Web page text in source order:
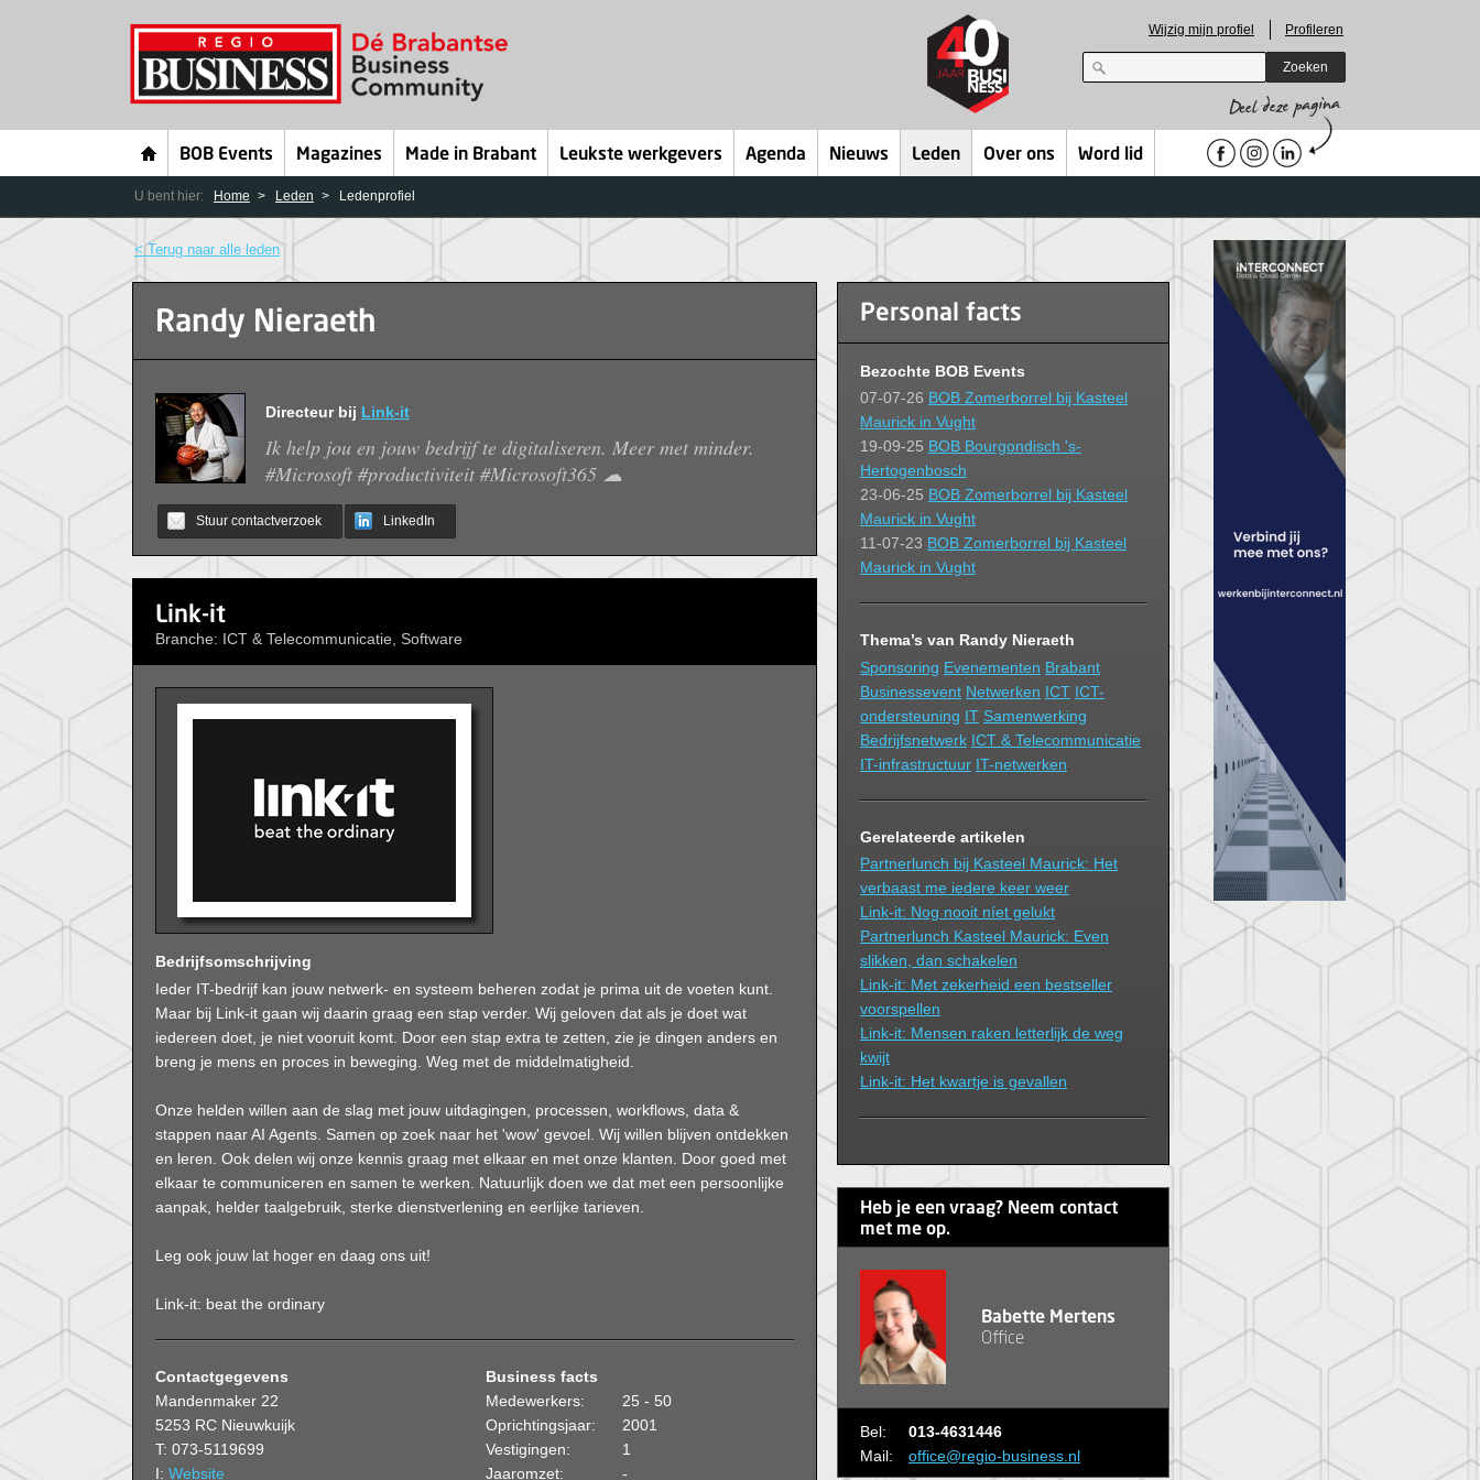
Wijzig mijn profiel Profileren
Zoeken
BOB Events Magazines Made in Brabant Leukste werkgevers Agenda Nieuws Leden Over ons Word lid
U bent hier: Home Leden Ledenprofiel
< Terug naar alle leden
Randy Nieraeth
Directeur bij Link-it
Ik help jou en jouw bedrijf te digitaliseren. Meer met minder.
#Microsoft #productiviteit #Microsoft365 ☁
Stuur contactverzoek LinkedIn
Link-it
Branche: ICT & Telecommunicatie, Software
Bedrijfsomschrijving
Ieder IT-bedrijf kan jouw netwerk- en systeem beheren zodat je prima uit de voeten kunt.
Maar bij Link-it gaan wij daarin graag een stap verder. Wij geloven dat als je doet wat
iedereen doet, je niet vooruit komt. Door een stap extra te zetten, zie je dingen anders en
breng je mens en proces in beweging. Weg met de middelmatigheid.
Onze helden willen aan de slag met jouw uitdagingen, processen, workflows, data &
stappen naar AI Agents. Samen op zoek naar het 'wow' gevoel. Wij willen blijven ontdekken
en leren. Ook delen wij onze kennis graag met elkaar en met onze klanten. Door goed met
elkaar te communiceren en samen te werken. Natuurlijk doen we dat met een persoonlijke
aanpak, helder taalgebruik, sterke dienstverlening en eerlijke tarieven.
Leg ook jouw lat hoger en daag ons uit!
Link-it: beat the ordinary
Contactgegevens
Mandenmaker 22
5253 RC Nieuwkuijk
T: 073-5119699
I: Website
Business facts
Medewerkers:
25 - 50
Oprichtingsjaar:
2001
Vestigingen:
1
Jaaromzet:
-
Personal facts
Bezochte BOB Events
07-07-26 BOB Zomerborrel bij Kasteel
Maurick in Vught
19-09-25 BOB Bourgondisch 's-
Hertogenbosch
23-06-25 BOB Zomerborrel bij Kasteel
Maurick in Vught
11-07-23 BOB Zomerborrel bij Kasteel
Maurick in Vught
Thema’s van Randy Nieraeth
Sponsoring Evenementen Brabant
Businessevent Netwerken ICT ICT-
ondersteuning IT Samenwerking
Bedrijfsnetwerk ICT & Telecommunicatie
IT-infrastructuur IT-netwerken
Gerelateerde artikelen
Partnerlunch bij Kasteel Maurick: Het
verbaast me iedere keer weer
Link-it: Nog nooit níet gelukt
Partnerlunch Kasteel Maurick: Even
slikken, dan schakelen
Link-it: Met zekerheid een bestseller
voorspellen
Link-it: Mensen raken letterlijk de weg
kwijt
Link-it: Het kwartje is gevallen
Heb je een vraag? Neem contact
met me op.
Babette Mertens
Office
Bel:
013-4631446
Mail:
office@regio-business.nl